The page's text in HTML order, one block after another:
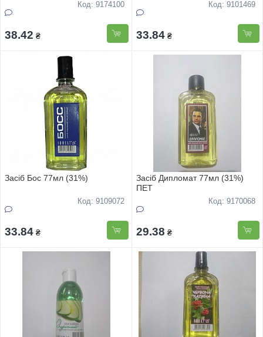
Код: 9174100
38.42 ₴
Код: 9101469
33.84 ₴
Засіб Бос 77мл (31%)
Код: 9109072
33.84 ₴
Засіб Дипломат 77мл (31%)
ПЕТ
Код: 9170068
29.38 ₴